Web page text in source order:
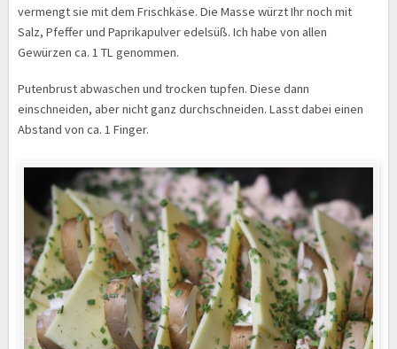
vermengt sie mit dem Frischkäse. Die Masse würzt Ihr noch mit
Salz, Pfeffer und Paprikapulver edelsüß. Ich habe von allen
Gewürzen ca. 1 TL genommen.
Putenbrust abwaschen und trocken tupfen. Diese dann
einschneiden, aber nicht ganz durchschneiden. Lasst dabei einen
Abstand von ca. 1 Finger.